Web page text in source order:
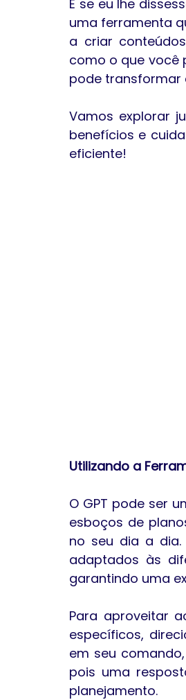
E se eu lhe
uma ferramenta
a criar
como o que você
pode transformar
Vamos explorar
benefícios e
eficiente!
Utilizando a
O GPT pode ser
esboços de
no seu dia a dia.
adaptados às
garantindo uma
Para aproveitar
específicos,
em seu
pois uma
planejamento.